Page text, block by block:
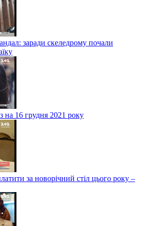
заради скеледрому почали
на 16 грудня 2021 року
за новорічний стіл цього року –